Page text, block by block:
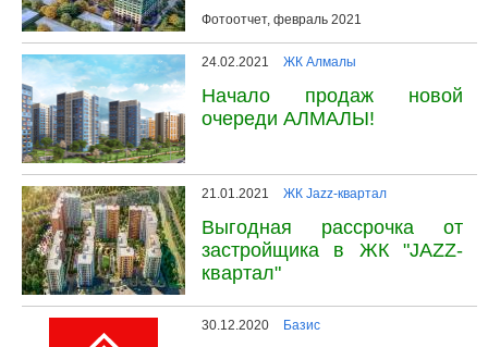
Фотоотчет, февраль 2021
24.02.2021 ЖК Алмалы
Начало продаж новой
очереди АЛМАЛЫ!
21.01.2021 ЖК Jazz-квартал
Выгодная рассрочка от
застройщика в ЖК "JAZZ-
квартал"
30.12.2020 Базис